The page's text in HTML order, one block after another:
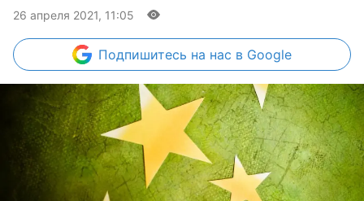
26 апреля 2021, 11:05
Подпишитесь на нас в Google